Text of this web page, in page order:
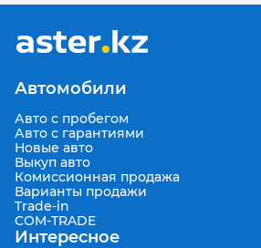
Автомобили
Авто с пробегом
Авто с гарантиями
Новые авто
Выкуп авто
Комиссионная продажа
Варианты продажи
Trade-in
COM-TRADE
Интересное